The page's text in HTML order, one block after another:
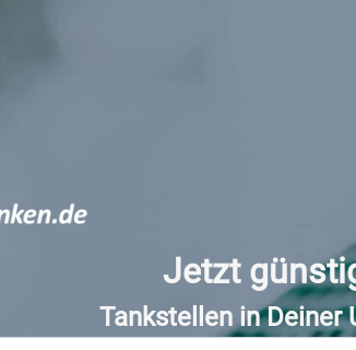
Jetzt
Tankstellen in Deiner